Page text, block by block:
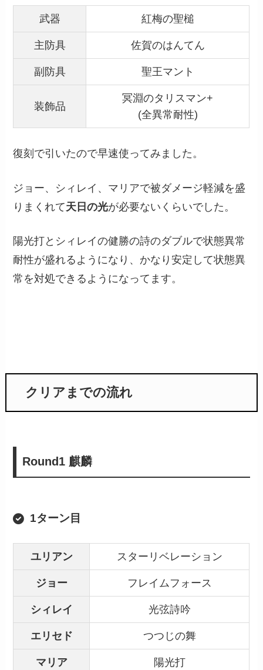
武器 紅梅の聖槌
主防具 佐賀のはんてん
副防具 聖王マント
装飾品
冥淵のタリスマン+
(全異常耐性)
復刻で引いたので早速使ってみました。
ジョー、シィレイ、マリアで被ダメージ軽減を盛
りまくれて天日の光が必要ないくらいでした。
陽光打とシィレイの健勝の詩のダブルで状態異常
耐性が盛れるようになり、かなり安定して状態異
常を対処できるようになってます。
クリアまでの流れ
Round1 麒麟
1ターン目
ユリアン スターリベレーション
ジョー フレイムフォース
シィレイ 光弦詩吟
エリセド つつじの舞
マリア 陽光打